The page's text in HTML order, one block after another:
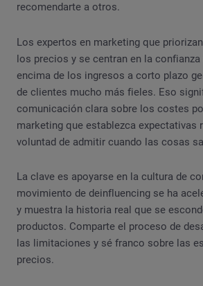
recomendarte a otros.
Los expertos en marketing que
los precios y se centran en la
encima de los ingresos a corto plazo
de clientes mucho más fieles. Eso
comunicación clara sobre los costes
marketing que establezca expectativas
voluntad de admitir cuando las cosas
La clave es apoyarse en la cultura de
movimiento de deinfluencing se ha
y muestra la historia real que se
productos. Comparte el proceso de
las limitaciones y sé franco sobre las
precios.